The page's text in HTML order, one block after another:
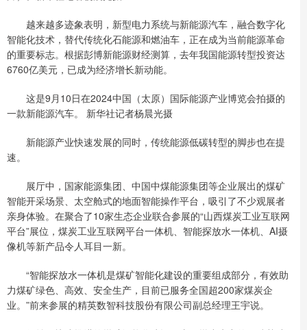
越来越多迹象表明，新型电力系统与新能源汽车，融合数字化
智能化技术，替代传统化石能源和燃油车，正在成为当前能源革命
的重要标志。根据彭博新能源财经测算，去年我国能源转型投资达
6760亿美元，已成为经济增长新动能。
这是9月10日在2024中国（太原）国际能源产业博览会拍摄的
一款新能源汽车。 新华社记者杨晨光摄
新能源产业快速发展的同时，传统能源低碳转型的脚步也在提
速。
展厅中，国家能源集团、中国中煤能源集团等企业展出的煤矿
智能开采场景、太空舱式的地面智能操作平台，吸引了不少观展者
亲身体验。在聚合了10家生态企业联合参展的“山西煤炭工业互联网
平台”展位，煤炭工业互联网平台一体机、智能探放水一体机、AI摄
像机等新产品令人耳目一新。
“智能探放水一体机是煤矿智能化建设的重要组成部分，有效助
力煤矿绿色、高效、安全生产，目前已服务全国超200家煤炭企
业。”前来参展的精英数智科技股份有限公司副总经理王宇说。